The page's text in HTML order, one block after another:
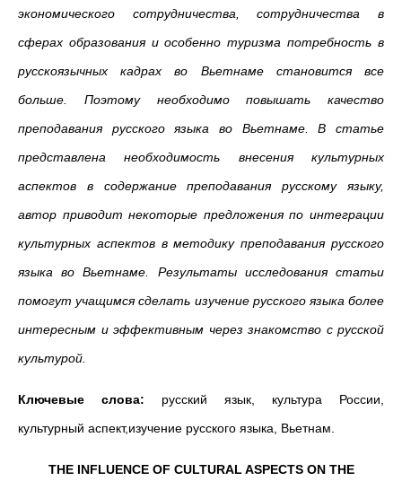
экономического сотрудничества, сотрудничества в
сферах образования и особенно туризма потребность в
русскоязычных кадрах во Вьетнаме становится все
больше. Поэтому необходимо повышать качество
преподавания русского языка во Вьетнаме. В статье
представлена необходимость внесения культурных
аспектов в содержание преподавания русскому языку,
автор приводит некоторые предложения по интеграции
культурных аспектов в методику преподавания русского
языка во Вьетнаме. Результаты исследования статьи
помогут учащимся сделать изучение русского языка более
интересным и эффективным через знакомство с русской
культурой.
Ключевые слова: русский язык, культура России,
культурный аспект,изучение русского языка, Вьетнам.
THE INFLUENCE OF CULTURAL ASPECTS ON THE